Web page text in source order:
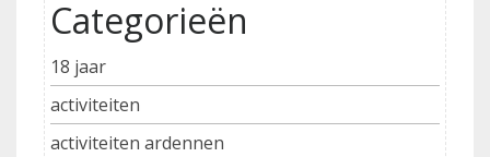
Categorieën
18 jaar
activiteiten
activiteiten ardennen